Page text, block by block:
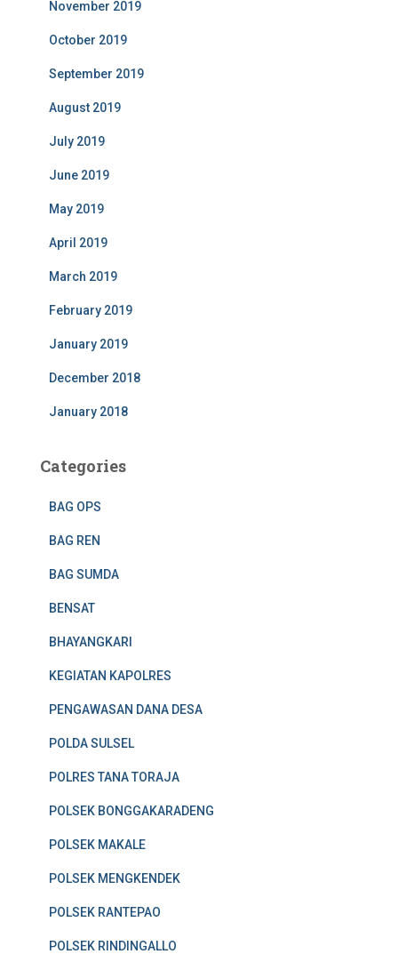
November 2019
October 2019
September 2019
August 2019
July 2019
June 2019
May 2019
April 2019
March 2019
February 2019
January 2019
December 2018
January 2018
Categories
BAG OPS
BAG REN
BAG SUMDA
BENSAT
BHAYANGKARI
KEGIATAN KAPOLRES
PENGAWASAN DANA DESA
POLDA SULSEL
POLRES TANA TORAJA
POLSEK BONGGAKARADENG
POLSEK MAKALE
POLSEK MENGKENDEK
POLSEK RANTEPAO
POLSEK RINDINGALLO